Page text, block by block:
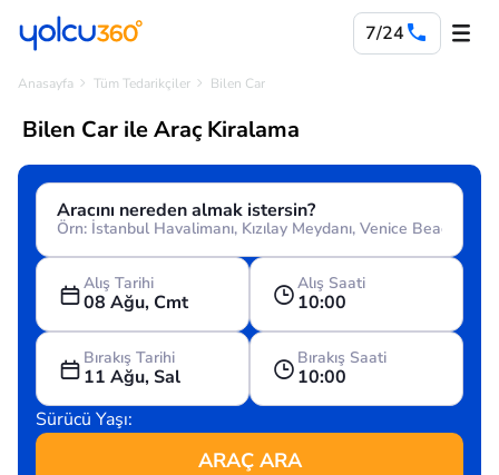
7/24
Anasayfa Tüm Tedarikçiler Bilen Car
Bilen Car ile Araç Kiralama
Aracını nereden almak istersin?
Alış Tarihi
08 Ağu, Cmt
Alış Saati
10:00
Bırakış Tarihi
11 Ağu, Sal
Bırakış Saati
10:00
Sürücü Yaşı:
ARAÇ ARA